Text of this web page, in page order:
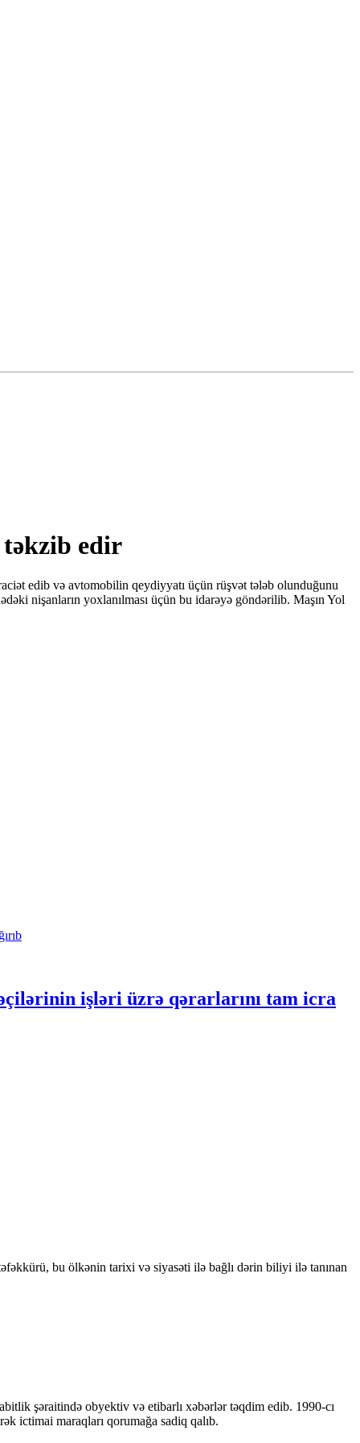
edir
edib və avtomobilin qeydiyyatı üçün rüşvət tələb olunduğunu
nişanların yoxlanılması üçün bu idarəyə göndərilib. Maşın Yol
işləri üzrə qərarlarını tam icra
bu ölkənin tarixi və siyasəti ilə bağlı dərin biliyi ilə tanınan
şəraitində obyektiv və etibarlı xəbərlər təqdim edib. 1990-cı
ictimai maraqları qorumağa sadiq qalıb.